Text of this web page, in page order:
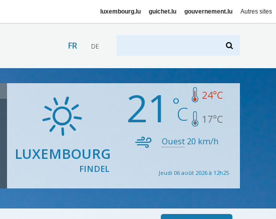
luxembourg.lu guichet.lu gouvernement.lu Autres sites
FR DE
LUXEMBOURG
FINDEL
21 24°C
17°C
Ouest 20 km/h
Jeudi 06 août 2026 à 12h25